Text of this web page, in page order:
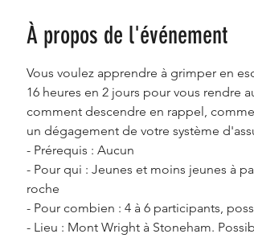
À propos de l'événement
Vous voulez apprendre à grimper en
16 heures en 2 jours pour vous rendre
comment descendre en rappel,
un dégagement de votre système
- Prérequis : Aucun
- Pour qui : Jeunes et moins jeunes à
roche
- Pour combien : 4 à 6 participants,
- Lieu : Mont Wright à Stoneham.